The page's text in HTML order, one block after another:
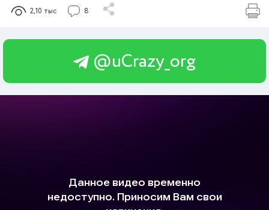
2,10 тыс 8
@uCrazy_org